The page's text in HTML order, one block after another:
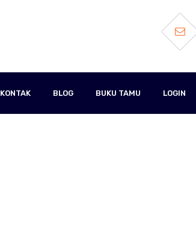
KONTAK BLOG BUKU TAMU LOGIN